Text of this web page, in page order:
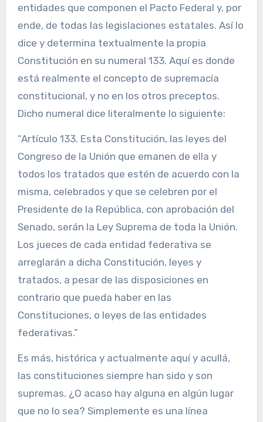
entidades que componen el Pacto Federal y, por
ende, de todas las legislaciones estatales. Así lo
dice y determina textualmente la propia
Constitución en su numeral 133. Aquí es donde
está realmente el concepto de supremacía
constitucional, y no en los otros preceptos.
Dicho numeral dice literalmente lo siguiente:
“Artículo 133. Esta Constitución, las leyes del
Congreso de la Unión que emanen de ella y
todos los tratados que estén de acuerdo con la
misma, celebrados y que se celebren por el
Presidente de la República, con aprobación del
Senado, serán la Ley Suprema de toda la Unión.
Los jueces de cada entidad federativa se
arreglarán a dicha Constitución, leyes y
tratados, a pesar de las disposiciones en
contrario que pueda haber en las
Constituciones, o leyes de las entidades
federativas.”
Es más, histórica y actualmente aquí y acullá,
las constituciones siempre han sido y son
supremas. ¿O acaso hay alguna en algún lugar
que no lo sea? Simplemente es una línea